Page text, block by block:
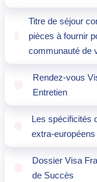
Titre de séjour
pièces à fournir
communauté de
Rendez-vous
Entretien
Les spécificités
extra-européens
Dossier Visa
de Succès